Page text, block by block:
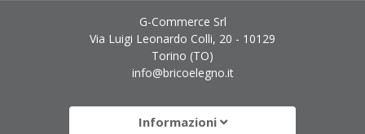
G-Commerce Srl
Via Luigi Leonardo Colli, 20 - 10129
Torino (TO)
info@bricoelegno.it
Informazioni